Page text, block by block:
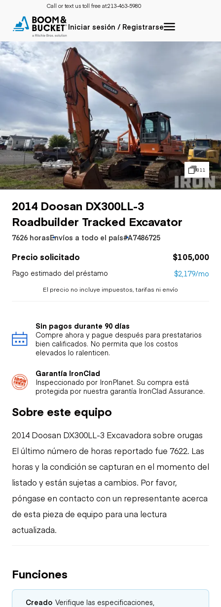
Call or text us toll free at:213-463-5980
Iniciar sesión / Registrarse
811
2014 Doosan DX300LL-3
Roadbuilder Tracked Excavator
7626 horasEnvíos a todo el país#A7486725
Precio solicitado $105,000
Pago estimado del préstamo $2,179/mo
El precio no incluye impuestos, tarifas ni envío
Sin pagos durante 90 días
Compre ahora y pague después para prestatarios
bien calificados. No permita que los costos
elevados lo ralenticen.
Garantía IronClad
Inspeccionado por IronPlanet. Su compra está
protegida por nuestra garantía IronClad Assurance.
Sobre este equipo
2014 Doosan DX300LL-3 Excavadora sobre orugas
El último número de horas reportado fue 7622. Las
horas y la condición se capturan en el momento del
listado y están sujetas a cambios. Por favor,
póngase en contacto con un representante acerca
de esta pieza de equipo para una lectura
actualizada.
Funciones
Creado Verifique las especificaciones,